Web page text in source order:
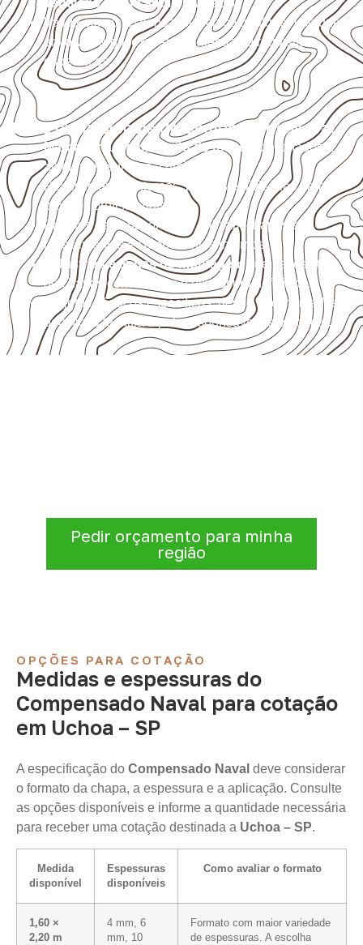
ventilado e com apoio nivelado.
Valide com o responsável técnico qualquer uso que
envolva carga, exposição intensa ou requisitos
específicos.
Usos profissionais do Compensado Naval
Marcenaria e fabricação de móveis
destinados a
ambientes sujeitos à umidade.
Revestimentos internos, painéis e divisórias para
projetos profissionais.
Projetos de transporte que utilizam chapas em
revestimentos e componentes internos.
Indústrias e linhas de montagem que necessitam
de chapas com formato e espessura definidos.
Projetos náuticos específicos, desde que validados
pela ficha técnica e pelo responsável pelo projeto.
Pedir orçamento para minha
região
OPÇÕES PARA COTAÇÃO
Medidas e espessuras do
Compensado Naval para cotação
em Uchoa – SP
A especificação do Compensado Naval deve considerar
o formato da chapa, a espessura e a aplicação. Consulte
as opções disponíveis e informe a quantidade necessária
para receber uma cotação destinada a Uchoa – SP.
Medida
disponível
Espessuras
disponíveis
Como avaliar o formato
1,60 ×
2,20 m
4 mm, 6
mm, 10
Formato com maior variedade
de espessuras. A escolha